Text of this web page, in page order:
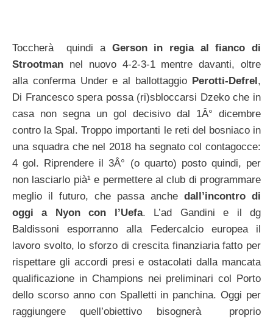
Toccherà quindi a Gerson in regia al fianco di
Strootman nel nuovo 4-2-3-1 mentre davanti, oltre
alla conferma Under e al ballottaggio Perotti-Defrel ,
Di Francesco spera possa (ri)sbloccarsi Dzeko che in
casa non segna un gol decisivo dal 1Â° dicembre
contro la Spal. Troppo importanti le reti del bosniaco in
una squadra che nel 2018 ha segnato col contagocce:
4 gol. Riprendere il 3Â° (o quarto) posto quindi, per
non lasciarlo pià¹ e permettere al club di programmare
meglio il futuro, che passa anche dall’incontro di
oggi a Nyon con l’Uefa. L’ad Gandini e il dg
Baldissoni esporranno alla Federcalcio europea il
lavoro svolto, lo sforzo di crescita finanziaria fatto per
rispettare gli accordi presi e ostacolati dalla mancata
qualificazione in Champions nei preliminari col Porto
dello scorso anno con Spalletti in panchina. Oggi per
raggiungere quell’obiettivo bisognerà proprio